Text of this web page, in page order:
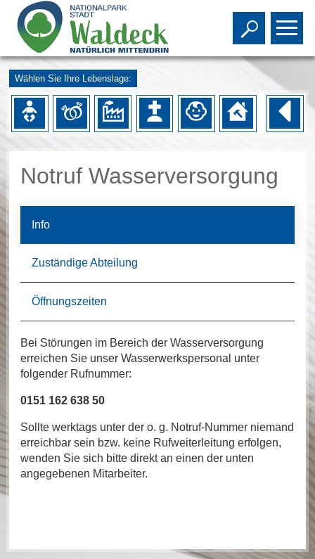
Toggle
Wählen Sie Ihre Lebenslage:
Notruf Wasserversorgung
Info
Zuständige Abteilung
Öffnungszeiten
Bei Störungen im Bereich der Wasserversorgung
erreichen Sie unser Wasserwerkspersonal unter
folgender Rufnummer:
0151 162 638 50
Sollte werktags unter der o. g. Notruf-Nummer niemand
erreichbar sein bzw. keine Rufweiterleitung erfolgen,
wenden Sie sich bitte direkt an einen der unten
angegebenen Mitarbeiter.